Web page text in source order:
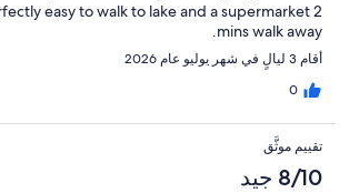
easy to walk to lake and a supermarket 2
mins walk away.
أقام 3 ليالٍ في شهر يوليو عام 2026
0
تقييم موثَّق
8/10 جيد